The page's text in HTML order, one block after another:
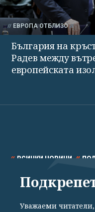
ЕВРОПА ОТБЛИЗО
България на
Радев между
европейската
ВСИЧКИ НОВИНИ
СПОРТ КУЛТУРА
Уважаеми читатели,